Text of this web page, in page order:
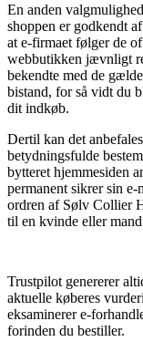
En anden
shoppen er godkendt
at e-firmaet følger de
webbutikken jævnligt
bekendte med de
bistand, for så vidt du
dit indkøb.
Dertil kan det
betydningsfulde
bytteret hjemmesiden
permanent sikrer sin
ordren af Sølv Collier
til en kvinde eller
Trustpilot genererer
aktuelle køberes
eksaminerer e-
forinden du bestiller.